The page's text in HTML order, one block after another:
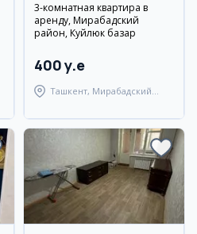
3-комнатная квартира в
аренду, Мирабадский
район, Куйлюк базар
400 y.e
Ташкент, Мирабадский